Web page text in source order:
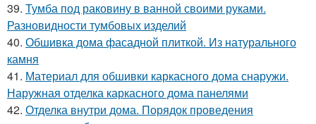
39. Тумба под раковину в ванной своими руками.
Разновидности тумбовых изделий
40. Обшивка дома фасадной плиткой. Из натурального
камня
41. Материал для обшивки каркасного дома снаружи.
Наружная отделка каркасного дома панелями
42. Отделка внутри дома. Порядок проведения